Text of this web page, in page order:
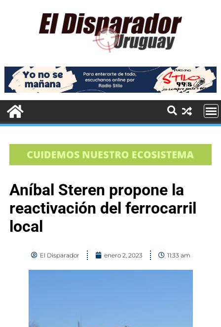
Aníbal Steren propone la
reactivación del ferrocarril
local
El Disparador enero 2, 2023 11:33 am